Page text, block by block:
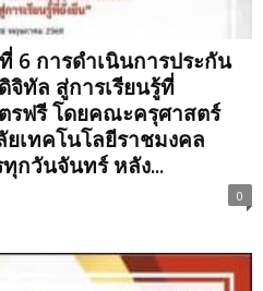
6 การดำเนินการประกัน
ทัล สู่การเรียนรู้ที่
รฟรี โดยคณะครุศาสตร์
เทคโนโลยีราชมงคล
กวันจันทร์ หลัง...
0